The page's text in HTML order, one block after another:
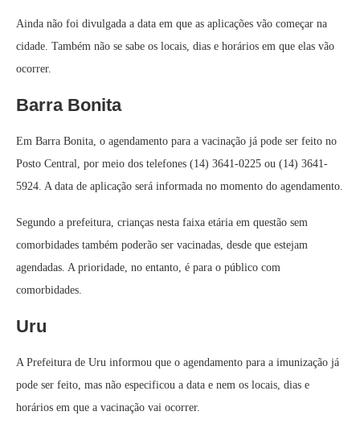
Ainda não foi divulgada a data em que as aplicações vão começar na
cidade. Também não se sabe os locais, dias e horários em que elas vão
ocorrer.
Barra Bonita
Em Barra Bonita, o agendamento para a vacinação já pode ser feito no
Posto Central, por meio dos telefones (14) 3641-0225 ou (14) 3641-
5924. A data de aplicação será informada no momento do agendamento.
Segundo a prefeitura, crianças nesta faixa etária em questão sem
comorbidades também poderão ser vacinadas, desde que estejam
agendadas. A prioridade, no entanto, é para o público com
comorbidades.
Uru
A Prefeitura de Uru informou que o agendamento para a imunização já
pode ser feito, mas não especificou a data e nem os locais, dias e
horários em que a vacinação vai ocorrer.